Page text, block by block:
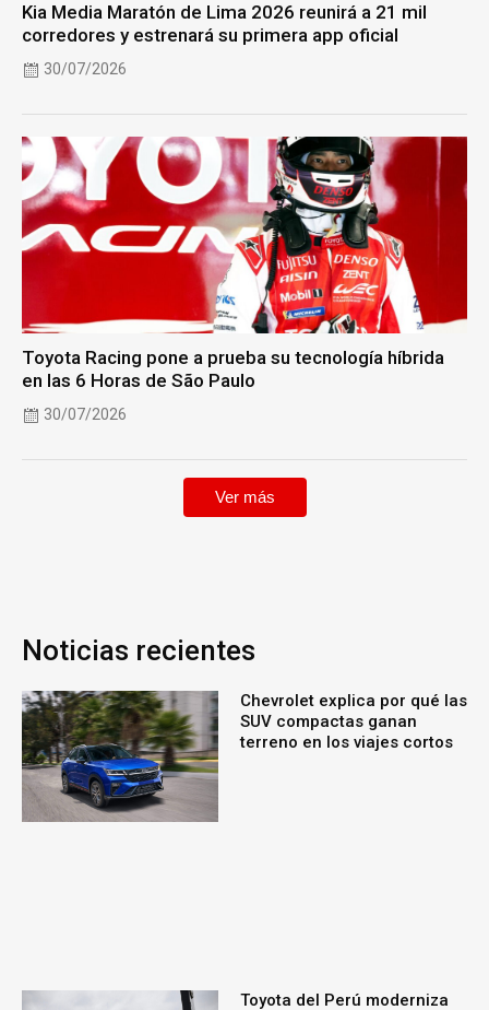
Kia Media Maratón de Lima 2026 reunirá a 21 mil
corredores y estrenará su primera app oficial
30/07/2026
Toyota Racing pone a prueba su tecnología híbrida
en las 6 Horas de São Paulo
30/07/2026
Ver más
Noticias recientes
Chevrolet explica por qué las
SUV compactas ganan
terreno en los viajes cortos
Toyota del Perú moderniza